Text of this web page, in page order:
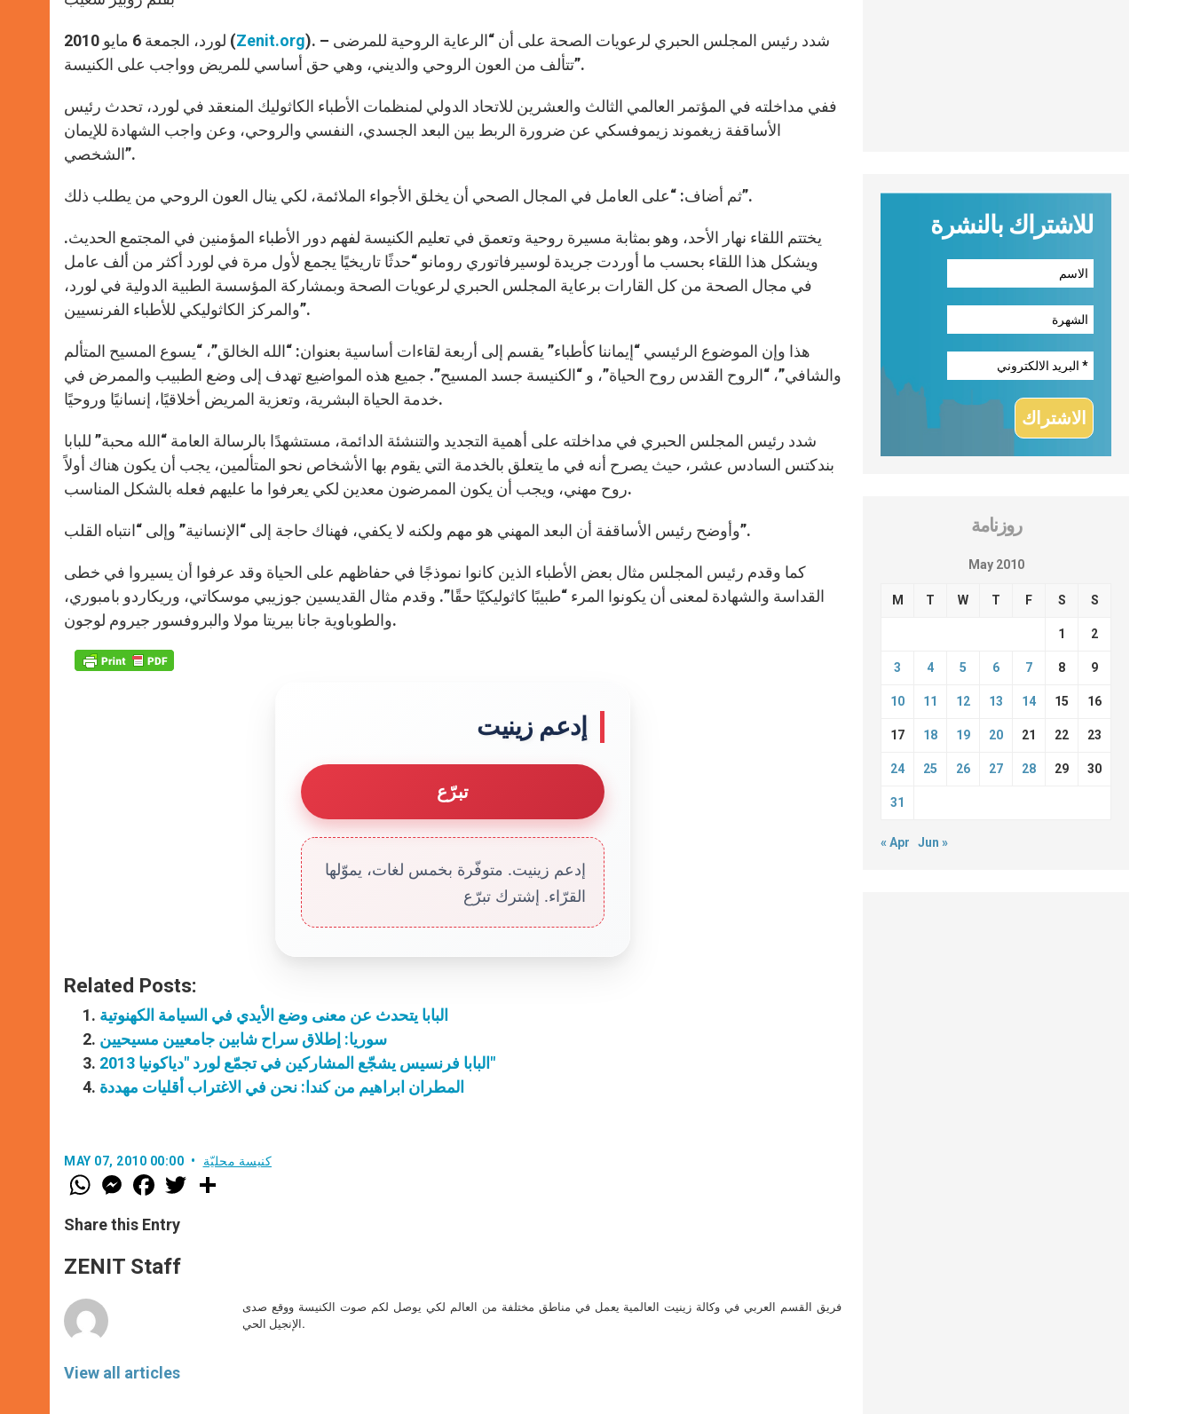
لورد، الجمعة 6 مايو 2010 (Zenit.org). – شدد رئيس المجلس الحبري لرعويات الصحة على أن “الرعاية الروحية للمرضى
تتألف من العون الروحي والديني، وهي حق أساسي للمريض وواجب على الكنيسة”.
ففي مداخلته في المؤتمر العالمي الثالث والعشرين للاتحاد الدولي لمنظمات الأطباء الكاثوليك المنعقد في لورد، تحدث رئيس
الأساقفة زيغموند زيموفسكي عن ضرورة الربط بين البعد الجسدي، النفسي والروحي، وعن واجب الشهادة للإيمان
الشخصي”.
ثم أضاف: “على العامل في المجال الصحي أن يخلق الأجواء الملائمة، لكي ينال العون الروحي من يطلب ذلك”.
يختتم اللقاء نهار الأحد، وهو بمثابة مسيرة روحية وتعمق في تعليم الكنيسة لفهم دور الأطباء المؤمنين في المجتمع الحديث.
ويشكل هذا اللقاء بحسب ما أوردت جريدة لوسيرفاتوري رومانو “حدثًا تاريخيًا يجمع لأول مرة في لورد أكثر من ألف عامل
في مجال الصحة من كل القارات برعاية المجلس الحبري لرعويات الصحة وبمشاركة المؤسسة الطبية الدولية في لورد،
والمركز الكاثوليكي للأطباء الفرنسيين”.
هذا وإن الموضوع الرئيسي “إيماننا كأطباء” يقسم إلى أربعة لقاءات أساسية بعنوان: “الله الخالق”، “يسوع المسيح المتألم
والشافي”، “الروح القدس روح الحياة”، و “الكنيسة جسد المسيح”. جميع هذه المواضيع تهدف إلى وضع الطبيب والممرض في
خدمة الحياة البشرية، وتعزية المريض أخلاقيًا، إنسانيًا وروحيًا.
شدد رئيس المجلس الحبري في مداخلته على أهمية التجديد والتنشئة الدائمة، مستشهدًا بالرسالة العامة “الله محبة” للبابا
بندكتس السادس عشر، حيث يصرح أنه في ما يتعلق بالخدمة التي يقوم بها الأشخاص نحو المتألمين، يجب أن يكون هناك أولاً
روح مهني، ويجب أن يكون الممرضون معدين لكي يعرفوا ما عليهم فعله بالشكل المناسب.
وأوضح رئيس الأساقفة أن البعد المهني هو مهم ولكنه لا يكفي، فهناك حاجة إلى “الإنسانية” وإلى “انتباه القلب”.
كما وقدم رئيس المجلس مثال بعض الأطباء الذين كانوا نموذجًا في حفاظهم على الحياة وقد عرفوا أن يسيروا في خطى
القداسة والشهادة لمعنى أن يكونوا المرء “طبيبًا كاثوليكيًا حقًا”. وقدم مثال القديسين جوزيبي موسكاتي، وريكاردو بامبوري،
والطوباوية جانا بيريتا مولا والبروفسور جيروم لوجون.
إدعم زينيت
تبرّع
إدعم زينيت. متوفّرة بخمس لغات، يموّلها
القرّاء. إشترك تبرّع
Related Posts:
البابا يتحدث عن معنى وضع الأيدي في السيامة الكهنوتية
سوريا: إطلاق سراح شابين جامعيين مسيحيين
البابا فرنسيس يشجّع المشاركين في تجمّع لورد "دياكونيا 2013"
المطران ابراهيم من كندا: نحن في الاغتراب أقليات مهددة
MAY 07, 2010 00:00 كنيسة محليّة
W
h
t
s
p
p
M
e
s
e
g
e
F
a
e
b
o
k
w
Share this Entry
ZENIT Staff
View all articles
فريق القسم العربي في وكالة زينيت العالمية يعمل في مناطق مختلفة من العالم لكي يوصل لكم صوت الكنيسة ووقع صدى
الإنجيل الحي.
للاشتراك بالنشرة
روزنامة
May 2010
M T W T F S S
1 2
3 4 5 6 7 8 9
10 11 12 13 14 15 16
17 18 19 20 21 22 23
24 25 26 27 28 29 30
31
« Apr Jun »